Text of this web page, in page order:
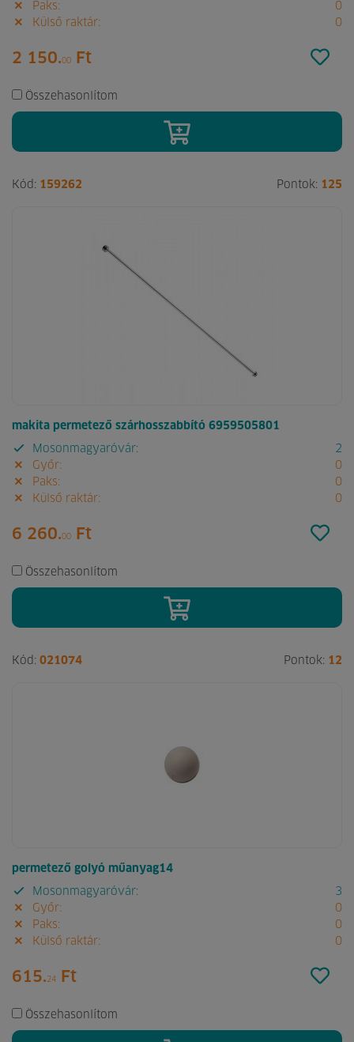
Paks:
0
Külső raktár:
0
2 150.00 Ft
Összehasonlítom
Kód: 159262 Pontok: 125
makita permetező szárhosszabbító 6959505801
Mosonmagyaróvár:
2
Győr:
0
Paks:
0
Külső raktár:
0
6 260.00 Ft
Összehasonlítom
Kód: 021074 Pontok: 12
permetező golyó műanyag14
Mosonmagyaróvár:
3
Győr:
0
Paks:
0
Külső raktár:
0
615. 24 Ft
Összehasonlítom